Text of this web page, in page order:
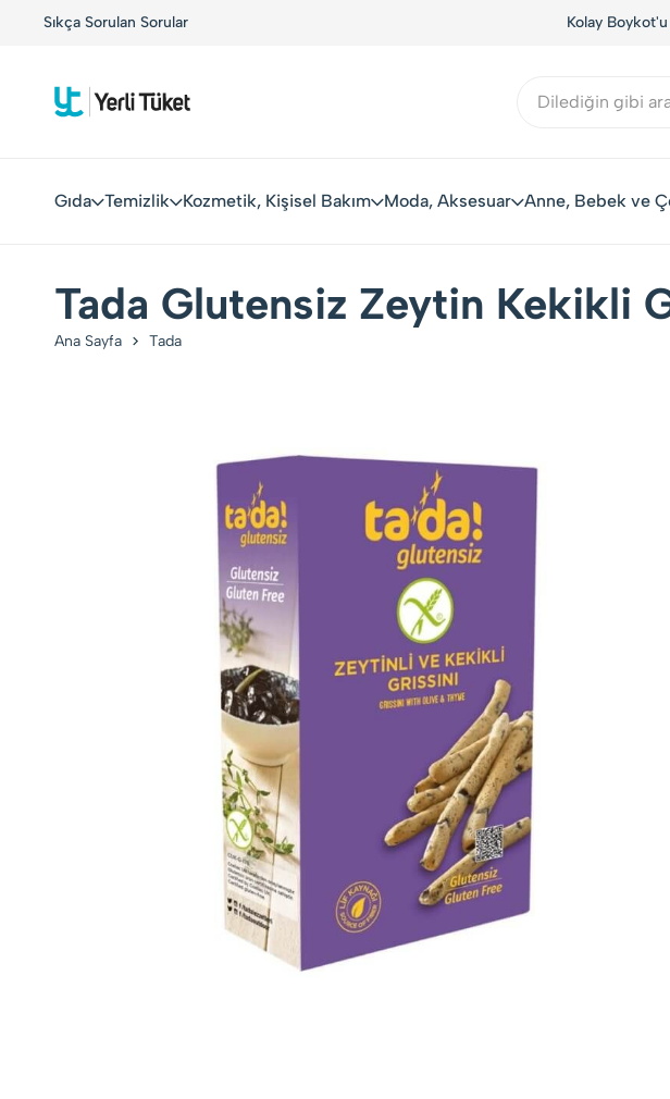
Sıkça Sorulan SorularYerli Tüketiciler, Yerli Markalarla Buluşuyor! Kolay Boykot'u
Gıda Temizlik Kozmetik, Kişisel Bakım Moda, Aksesuar Anne, Bebek ve
Tada Glutensiz Zeytin Kekikli
Ana Sayfa Tada